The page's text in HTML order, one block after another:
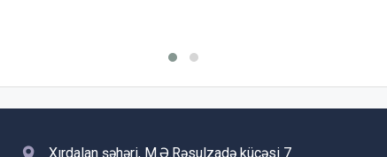
Xırdalan şəhəri, M.Ə.Rəsulzadə küçəsi 7